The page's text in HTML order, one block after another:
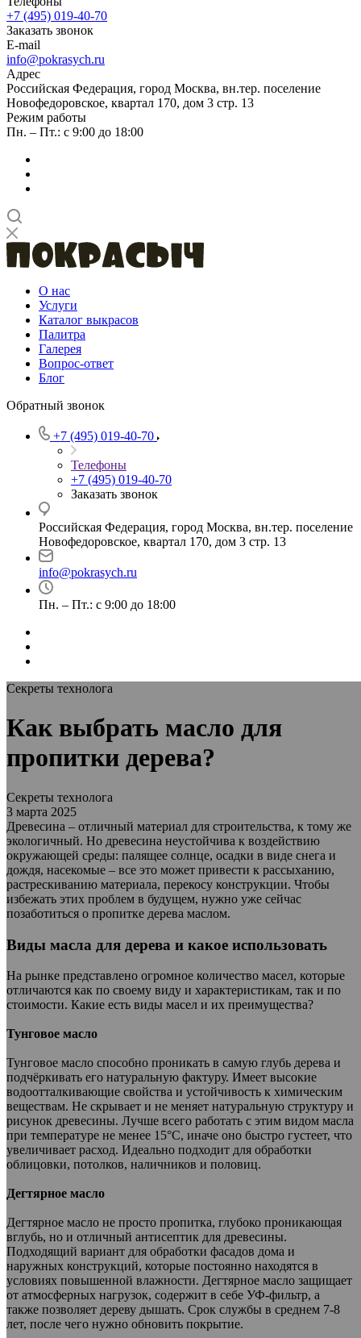
+7 (495) 019-40-70
Заказать звонок
E-mail
info@pokrasych.ru
Адрес
Российская Федерация, город Москва, вн.тер. поселение
Новофедоровское, квартал 170, дом 3 стр. 13
Режим работы
Пн. – Пт.: с 9:00 до 18:00
О нас
Услуги
Каталог выкрасов
Палитра
Галерея
Вопрос-ответ
Блог
Обратный звонок
+7 (495) 019-40-70
Телефоны
+7 (495) 019-40-70
Заказать звонок
Российская Федерация, город Москва, вн.тер. поселение
Новофедоровское, квартал 170, дом 3 стр. 13
info@pokrasych.ru
Пн. – Пт.: с 9:00 до 18:00
Секреты технолога
Как выбрать масло для
пропитки дерева?
Секреты технолога
3 марта 2025
Древесина – отличный материал для строительства, к тому же
экологичный. Но древесина неустойчива к воздействию
окружающей среды: палящее солнце, осадки в виде снега и
дождя, насекомые – все это может привести к рассыханию,
растрескиванию материала, перекосу конструкции. Чтобы
избежать этих проблем в будущем, нужно уже сейчас
позаботиться о пропитке дерева маслом.
Виды масла для дерева и какое использовать
На рынке представлено огромное количество масел, которые
отличаются как по своему виду и характеристикам, так и по
стоимости. Какие есть виды масел и их преимущества?
Тунговое масло
Тунговое масло способно проникать в самую глубь дерева и
подчёркивать его натуральную фактуру. Имеет высокие
водоотталкивающие свойства и устойчивость к химическим
веществам. Не скрывает и не меняет натуральную структуру и
рисунок древесины. Лучше всего работать с этим видом масла
при температуре не менее 15°C, иначе оно быстро густеет, что
увеличивает расход. Идеально подходит для обработки
облицовки, потолков, наличников и половиц.
Дегтярное масло
Дегтярное масло не просто пропитка, глубоко проникающая
вглубь, но и отличный антисептик для древесины.
Подходящий вариант для обработки фасадов дома и
наружных конструкций, которые постоянно находятся в
условиях повышенной влажности. Дегтярное масло защищает
от атмосферных нагрузок, содержит в себе УФ-фильтр, а
также позволяет дереву дышать. Срок службы в среднем 7-8
лет, после чего нужно обновить покрытие.